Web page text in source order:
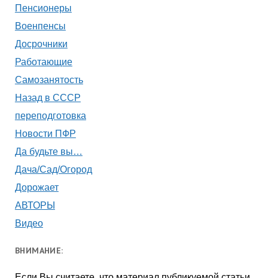
Пенсионеры
Военпенсы
Досрочники
Работающие
Самозанятость
Назад в СССР
переподготовка
Новости ПФР
Да будьте вы…
Дача/Сад/Огород
Дорожает
АВТОРЫ
Видео
ВНИМАНИЕ: